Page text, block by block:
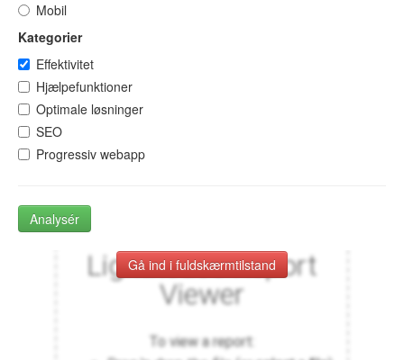
Mobil
Kategorier
Effektivitet
Hjælpefunktioner
Optimale løsninger
SEO
Progressiv webapp
Analysér
Gå ind i fuldskærmtilstand